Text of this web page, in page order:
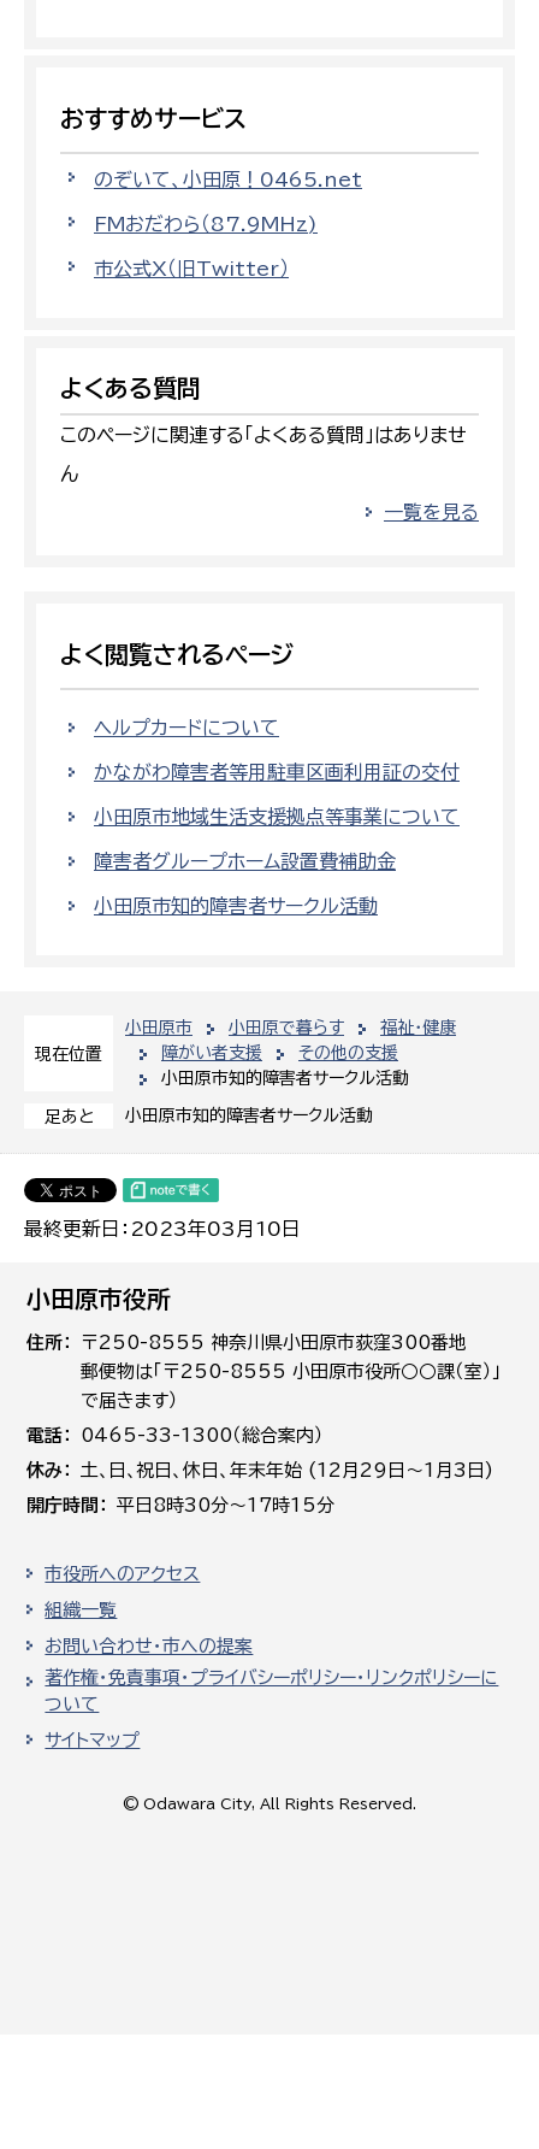
現在位置
小田原市 小田原で暮らす
福祉・健康
障がい者支援
その他の支援
小田原市知的障害者サークル活動
足あと 小田原市知的障害者サークル活動
最終更新日：2023年03月10日
おすすめサービス
のぞいて、小田原！0465.net
FMおだわら（87.9MHz)
市公式X（旧Twitter）
よくある質問
このページに関連する「よくある質問」はありませ
ん
一覧を見る
よく閲覧されるページ
ヘルプカードについて
かながわ障害者等用駐車区画利用証の交付
小田原市地域生活支援拠点等事業について
障害者グループホーム設置費補助金
小田原市知的障害者サークル活動
小田原市役所
住所
〒250-8555 神奈川県小田原市荻窪300番地
郵便物は「〒250-8555 小田原市役所○○課（室）」
で届きます）
電話
0465-33-1300（総合案内）
休み
土､日､祝日、休日、年末年始 (12月29日～1月3日)
開庁時間
平日8時30分～17時15分
市役所へのアクセス
組織一覧
お問い合わせ・市への提案
著作権・免責事項・プライバシーポリシー・リンクポリシーに
ついて
サイトマップ
© Odawara City, All Rights Reserved.